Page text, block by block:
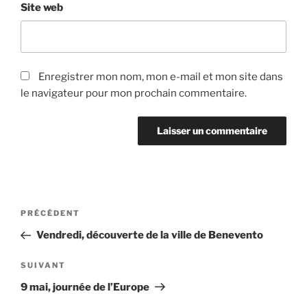
Site web
Enregistrer mon nom, mon e-mail et mon site dans
le navigateur pour mon prochain commentaire.
Navigation
l’article
Article
précédent
PRÉCÉDENT
Vendredi, découverte de la ville de Benevento
Article
suivant
SUIVANT
9 mai, journée de l’Europe